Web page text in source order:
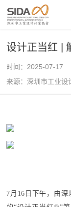
设计正当红 |
时间：2025-07-17
来源：深圳市工业设
7月16日下午， 由深